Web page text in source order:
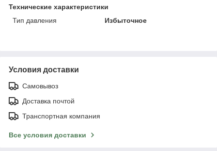
Технические характеристики
Тип давления
Избыточное
Условия доставки
Самовывоз
Доставка почтой
Транспортная компания
Все условия доставки